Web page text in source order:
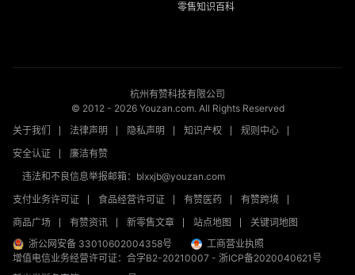
零售知识百科
杭州有赞科技有限公司
© 2012 - 2026Youzan.com. All Rights Reserved
关于我们
法律声明 隐私声明 知识产权
规则中心
安全认证
廉洁有赞
违法和不良信息举报邮箱：blxxjb@youzan.com
支付业务许可证
食品经营许可证 有赞医药
有赞跨境
商品广场
有赞资讯 新零售文章 站点地图
关键词地图
浙公网安备 33010602004358号
工商营业执照
增值电信业务经营许可证：合字B2-20210007 - 浙ICP备2020040621号